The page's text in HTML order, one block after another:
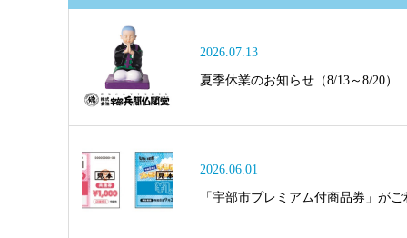
2026.07.13
夏季休業のお知らせ（8/13～8/20）
2026.06.01
「宇部市プレミアム付商品券」が